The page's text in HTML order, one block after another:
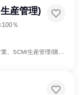
産管理)
％
生産管理/購買/物流